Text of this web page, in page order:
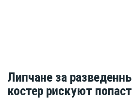
Липчане за
костер рискуют